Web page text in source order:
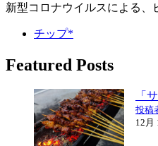
新型コロナウイルスによる
チップ*
Featured Posts
「
投稿
12月